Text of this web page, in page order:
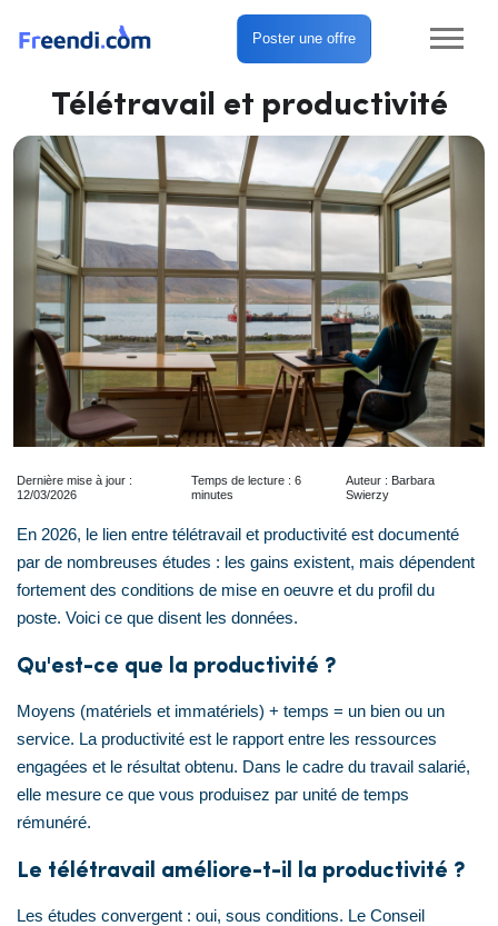
Poster une offre
Télétravail et productivité
Dernière mise à jour :
12/03/2026
Temps de lecture : 6
minutes
Auteur : Barbara
Swierzy
En 2026, le lien entre télétravail et productivité est documenté
par de nombreuses études : les gains existent, mais dépendent
fortement des conditions de mise en oeuvre et du profil du
poste. Voici ce que disent les données.
Qu'est-ce que la productivité ?
Moyens (matériels et immatériels) + temps = un bien ou un
service. La productivité est le rapport entre les ressources
engagées et le résultat obtenu. Dans le cadre du travail salarié,
elle mesure ce que vous produisez par unité de temps
rémunéré.
Le télétravail améliore-t-il la productivité ?
Les études convergent : oui, sous conditions. Le Conseil